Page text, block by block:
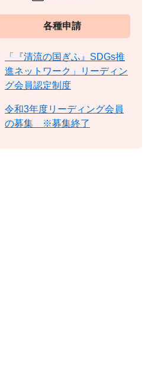
各種申請
「『清流の国ぎふ』SDGs推
進ネットワーク」リーディン
グ会員認定制度
令和3年度リーディング会員
の募集 ※募集終了